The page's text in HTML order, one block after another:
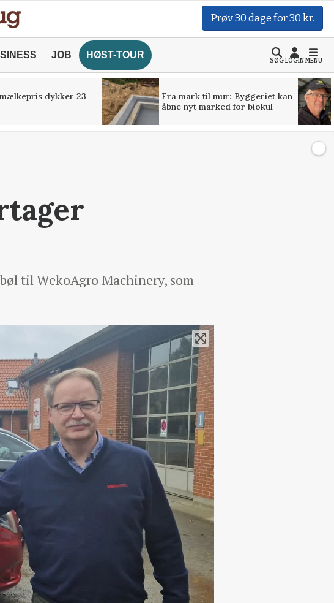
Prøv 30 dage for 30 kr.
JOB HØST-TOUR
SØGLOGINMENU
dykker 23
Fra mark til mur: Byggeriet kan
åbne nyt marked for biokul
til WekoAgro Machinery, som